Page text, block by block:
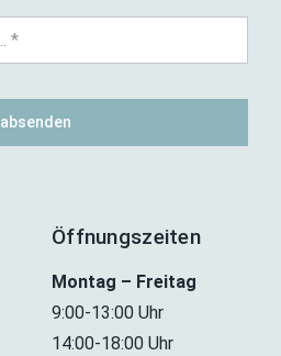
absenden
Öffnungszeiten
Montag – Freitag
9:00-13:00 Uhr
14:00-18:00 Uhr